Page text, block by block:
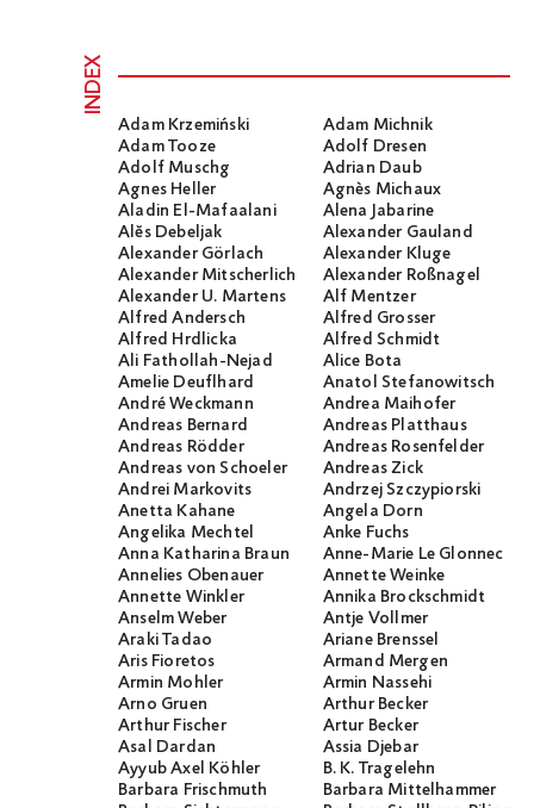
INDEX
Adam Krzemiński
Adam Michnik
Adam Tooze
Adolf Dresen
Adolf Muschg
Adrian Daub
Agnes Heller
Agnès Michaux
Aladin El-Mafaalani
Alena Jabarine
Alĕs Debeljak
Alexander Gauland
Alexander Görlach
Alexander Kluge
Alexander Mitscherlich
Alexander Roßnagel
Alexander U. Martens
Alf Mentzer
Alfred Andersch
Alfred Grosser
Alfred Hrdlicka
Alfred Schmidt
Ali Fathollah-Nejad
Alice Bota
Amelie Deuflhard
Anatol Stefanowitsch
André Weckmann
Andrea Maihofer
Andreas Bernard
Andreas Platthaus
Andreas Rödder
Andreas Rosenfelder
Andreas von Schoeler
Andreas Zick
Andrei Markovits
Andrzej Szczypiorski
Anetta Kahane
Angela Dorn
Angelika Mechtel
Anke Fuchs
Anna Katharina Braun
Anne-Marie Le Glonnec
Annelies Obenauer
Annette Weinke
Annette Winkler
Annika Brockschmidt
Anselm Weber
Antje Vollmer
Araki Tadao
Ariane Brenssel
Aris Fioretos
Armand Mergen
Armin Mohler
Armin Nassehi
Arno Gruen
Arthur Becker
Arthur Fischer
Artur Becker
Asal Dardan
Assia Djebar
Ayyub Axel Köhler
B. K. Tragelehn
Barbara Frischmuth
Barbara Mittelhammer